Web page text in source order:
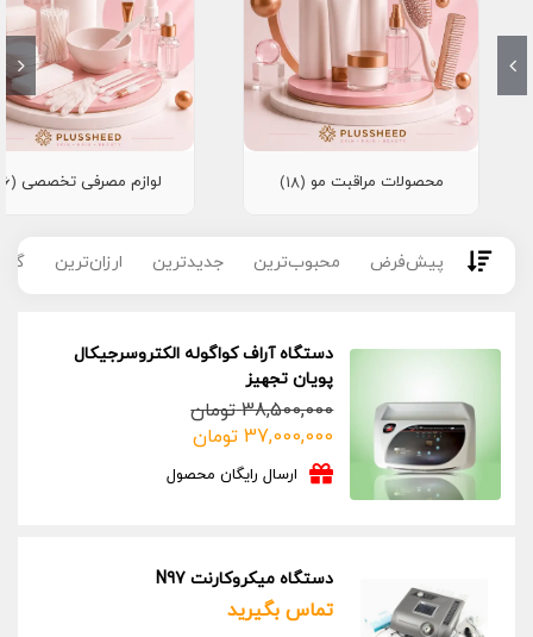
محصولات مراقبت مو (18) لوازم مصرفی تخصصی (16)
پیش‌فرض محبوب‌ترین جدیدترین ارزان‌ترین
دستگاه آراف کواگوله الکتروسرجیکال
پویان تجهیز
38,500,000 تومان
قیمت
اصلی:
38,500,000 تومان
37,000,000 تومان
قیمت
فعلی:
37,000,000 تومان.
ارسال رایگان محصول
دستگاه میکروکارنت N97
تماس بگیرید